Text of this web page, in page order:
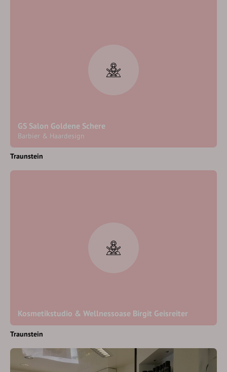
GS Salon Goldene Schere
Barbier & Haardesign
Traunstein
Kosmetikstudio & Wellnessoase Birgit Geisreiter
Traunstein